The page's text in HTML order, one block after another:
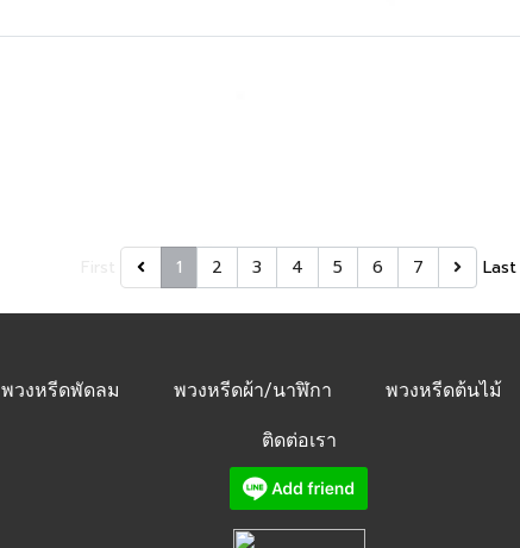
1 2 3 4 5 6 7 Last
พวงหรีดพัดลม พวงหรีดผ้า/นาฬิกา พวงหรีดต้นไม้
ติดต่อเรา